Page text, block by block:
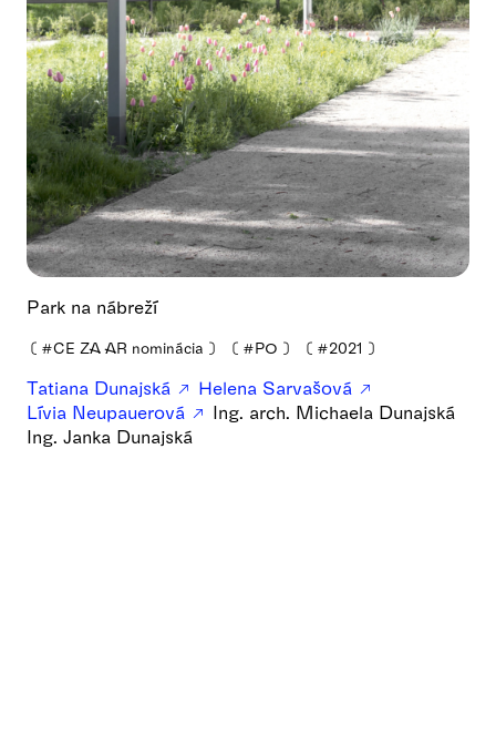
Park na nábreží
❪ #CE ZA AR nominácia ❫ ❪ #PO ❫ ❪ #2021 ❫
Tatiana Dunajská
Helena Sarvašová
Lívia Neupauerová
Ing. arch. Michaela Dunajská
Ing. Janka Dunajská